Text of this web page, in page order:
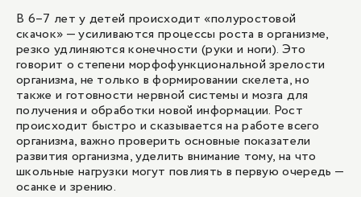
1/5
В 6–7 лет у детей происходит «полуростовой
скачок» — усиливаются процессы роста в организме,
резко удлиняются конечности (руки и ноги). Это
говорит о степени морфофункциональной зрелости
организма, не только в формировании скелета, но
также и готовности нервной системы и мозга для
получения и обработки новой информации. Рост
происходит быстро и сказывается на работе всего
организма, важно проверить основные показатели
развития организма, уделить внимание тому, на что
школьные нагрузки могут повлиять в первую очередь —
осанке и зрению.